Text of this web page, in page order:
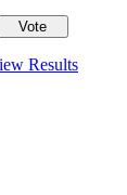
Results